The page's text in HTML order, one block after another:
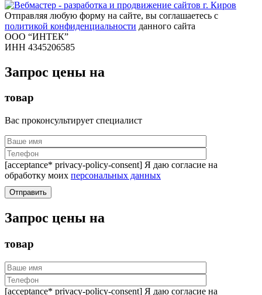
Отправляя любую форму на сайте, вы соглашаетесь с
политикой конфиденциальности данного сайта
ООО “ИНТЕК”
ИНН 4345206585
Запрос цены на
товар
Вас проконсультирует специалист
[acceptance* privacy-policy-consent] Я даю согласие на
обработку моих персональных данных
Запрос цены на
товар
[acceptance* privacy-policy-consent] Я даю согласие на